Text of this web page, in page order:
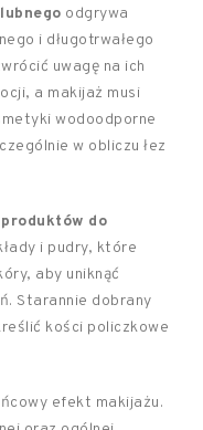
odgrywa
i długotrwałego
uwagę na ich
a makijaż musi
wodoodporne
w obliczu łez
do
i pudry, które
aby uniknąć
Starannie dobrany
kości policzkowe
efekt makijażu.